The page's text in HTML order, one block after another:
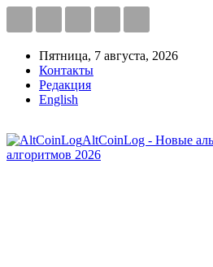
Пятница, 7 августа, 2026
Контакты
Редакция
English
AltCoinLog - Новые
алгоритмов 2026